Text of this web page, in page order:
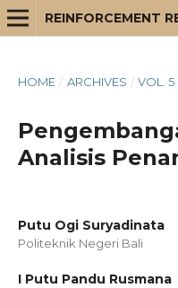
HOME / ARCHIVES / VOL. 5
Analisis
Putu Ogi Suryadinata
Politeknik Negeri Bali
⁠I Putu Pandu Rusmana